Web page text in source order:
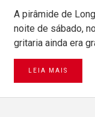
A pirâmide de
noite de sábado,
gritaria ainda era
LEIA MAIS